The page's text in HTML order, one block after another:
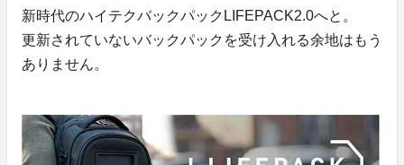
新時代のハイテクバックパックLIFEPACK2.0へと。
更新されていないバックパックを受け入れる余地はもう
ありません。